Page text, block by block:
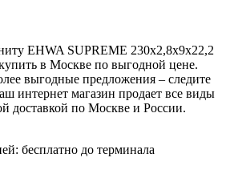
EHWA SUPREME 230x2,8x9x22,2
в Москве по выгодной цене.
выгодные предложения – следите
интернет магазин продает все виды
доставкой по Москве и России.
бесплатно до терминала